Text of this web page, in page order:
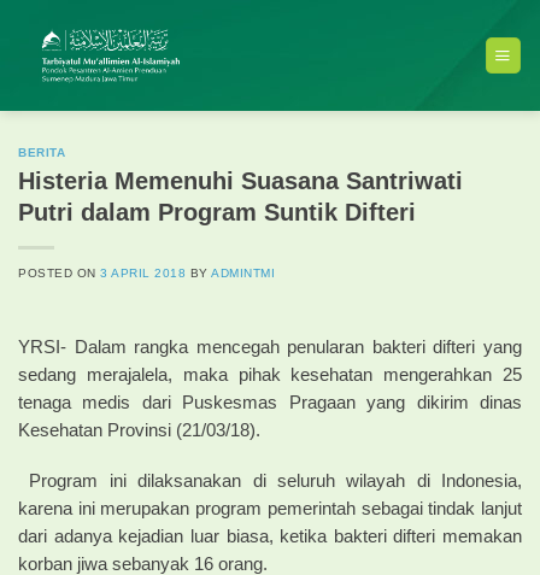
content
BERITA
Histeria Memenuhi Suasana Santriwati
Putri dalam Program Suntik Difteri
POSTED ON3 APRIL 2018 BYADMINTMI
YRSI- Dalam rangka mencegah penularan bakteri difteri yang
sedang merajalela, maka pihak kesehatan mengerahkan 25
tenaga medis dari Puskesmas Pragaan yang dikirim dinas
Kesehatan Provinsi (21/03/18).
Program ini dilaksanakan di seluruh wilayah di Indonesia,
karena ini merupakan program pemerintah sebagai tindak lanjut
dari adanya kejadian luar biasa, ketika bakteri difteri memakan
korban jiwa sebanyak 16 orang.